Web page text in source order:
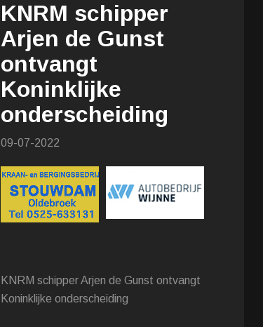
KNRM schipper
Arjen de Gunst
ontvangt
Koninklijke
onderscheiding
09-07-2022
KNRM schipper Arjen de Gunst ontvangt
Koninklijke onderscheiding